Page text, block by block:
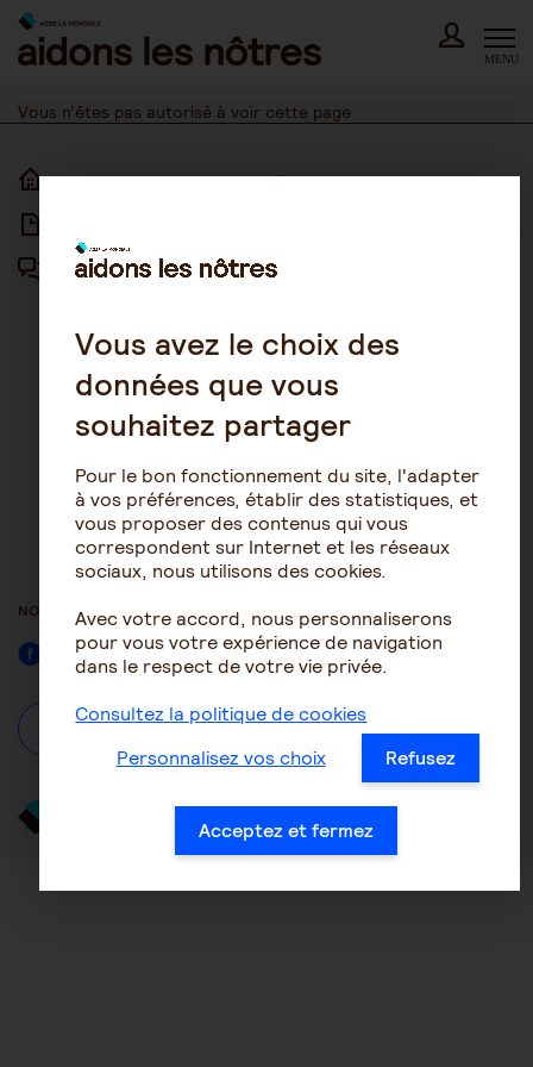
Skip
content
MENU
Vous n’êtes pas autorisé à voir cette page
ACCUEIL
FORUM
PLAN DU SITE
D’UTILISATION
POLITIQUE DE PROTECTION DES
GESTION DES COOKIES
ACCESSIBILITÉ : NON
CONFORME
NOUS SUIVRE
Facebook
À propos Se connecter / S'inscrire
Vous avez le choix des
données que vous
souhaitez partager
Pour le bon fonctionnement du site, l'adapter
à vos préférences, établir des statistiques, et
vous proposer des contenus qui vous
correspondent sur Internet et les réseaux
sociaux, nous utilisons des cookies.
Avec votre accord, nous personnaliserons
pour vous votre expérience de navigation
dans le respect de votre vie privée.
Consultez la politique de cookies
Personnalisez vos choix
Refusez
Acceptez et fermez